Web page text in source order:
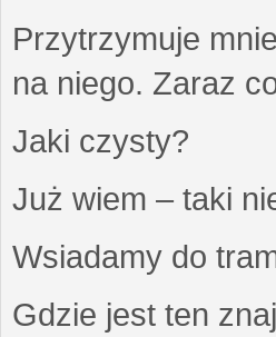
Przytrzymuje
na niego. Zaraz
Jaki czysty?
Już wiem – taki
Wsiadamy do
Gdzie jest ten